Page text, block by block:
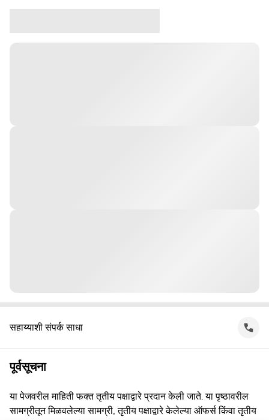
सहाय्याशी संपर्क साधा
पूर्वसूचना
या पेजवरील माहिती फक्त तृतीय पक्षाद्वारे प्रदान केली जाते. या पृष्ठावरील
सामग्रीतून मिळवलेल्या सामग्री, तृतीय पक्षाद्वारे केलेल्या ऑफर्स किंवा तृतीय